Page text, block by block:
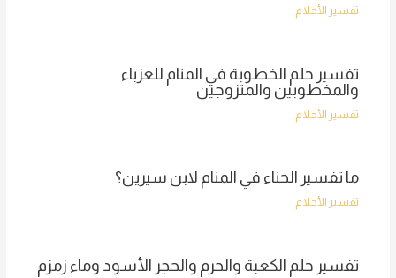
تفسير الأحلام
تفسير حلم الخطوبة في المنام للعزباء
والمخطوبين والمتزوجين
تفسير الأحلام
ما تفسير الحناء في المنام لابن سيرين؟
تفسير الأحلام
تفسير حلم الكعبة والحرم والحجر الأسود وماء زمزم